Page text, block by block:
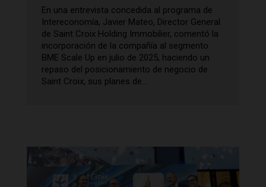
En una entrevista concedida al programa de
Intereconomía, Javier Mateo, Director General
de Saint Croix Holding Immobilier, comentó la
incorporación de la compañía al segmento
BME Scale Up en julio de 2025, haciendo un
repaso del posicionamiento de negocio de
Saint Croix, sus planes de...